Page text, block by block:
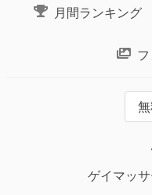
月間ランキング
ゲイマッ